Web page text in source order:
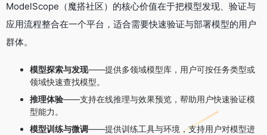
ModelScope（魔搭社区）的核心价值在于把模型发现、验证与
应用流程整合在一个平台，适合需要快速验证与部署模型的用户
群体。
模型探索与发现——提供多领域模型库，用户可按任务类型或
领域快速查找模型。
推理体验——支持在线推理与效果预览，帮助用户快速验证模
型能力。
模型训练与微调——提供训练工具与环境，支持用户对模型进